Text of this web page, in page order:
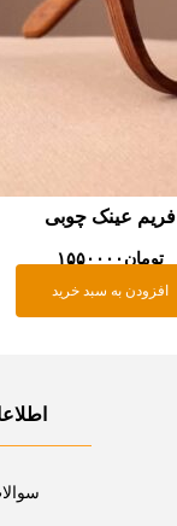
فریم عینک چوبی
تومان۱۵۵۰۰۰۰
افزودن به سبد خرید